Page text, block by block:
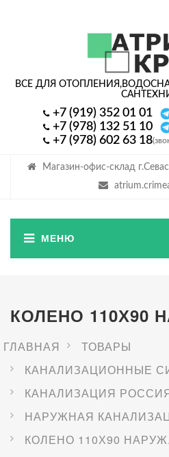
Магазин-офис-склад
ВСЕ ДЛЯ ОТОПЛЕНИЯ,
+7 (919) 352 01 01
+7 (978) 132 51 10
+7 (978) 602 63 18
КОЛЕНО 110Х90
ГЛАВНАЯ
ТОВАРЫ
КАНАЛИЗАЦИОННЫЕ
КАНАЛИЗАЦИЯ
НАРУЖНАЯ
КОЛЕНО 110Х90 НАРУЖ.